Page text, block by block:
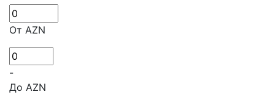
От AZN
-
До AZN